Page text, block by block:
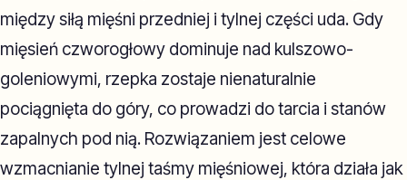
między siłą mięśni przedniej i tylnej części uda. Gdy
mięsień czworogłowy dominuje nad kulszowo-
goleniowymi, rzepka zostaje nienaturalnie
pociągnięta do góry, co prowadzi do tarcia i stanów
zapalnych pod nią. Rozwiązaniem jest celowe
wzmacnianie tylnej taśmy mięśniowej, która działa jak